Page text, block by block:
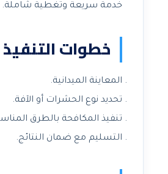
خدمة سريعة وتغطية شاملة.
خطوات التنفيذ
المعاينة الميدانية.
تحديد نوع الحشرات أو الآفة.
تنفيذ المكافحة بالطرق
التسليم مع ضمان النتائج.